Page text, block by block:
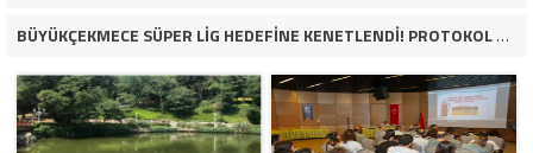
BÜYÜKÇEKMECE SÜPER LİG HEDEFİNE KENETLENDİ! PROTOKOL VE İŞ DÜNYASINDAN BASKETBOL TAKIMINA TAM DESTEK…